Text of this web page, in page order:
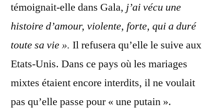
témoignait-elle dans Gala, j’ai vécu une
histoire d’amour, violente, forte, qui a duré
toute sa vie ». Il refusera qu’elle le suive aux
Etats-Unis. Dans ce pays où les mariages
mixtes étaient encore interdits, il ne voulait
pas qu’elle passe pour « une putain ».